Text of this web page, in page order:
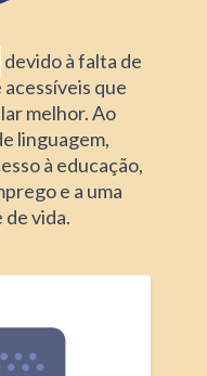
devido à falta de
que
melhor. Ao
linguagem,
à educação,
e a uma
vida.